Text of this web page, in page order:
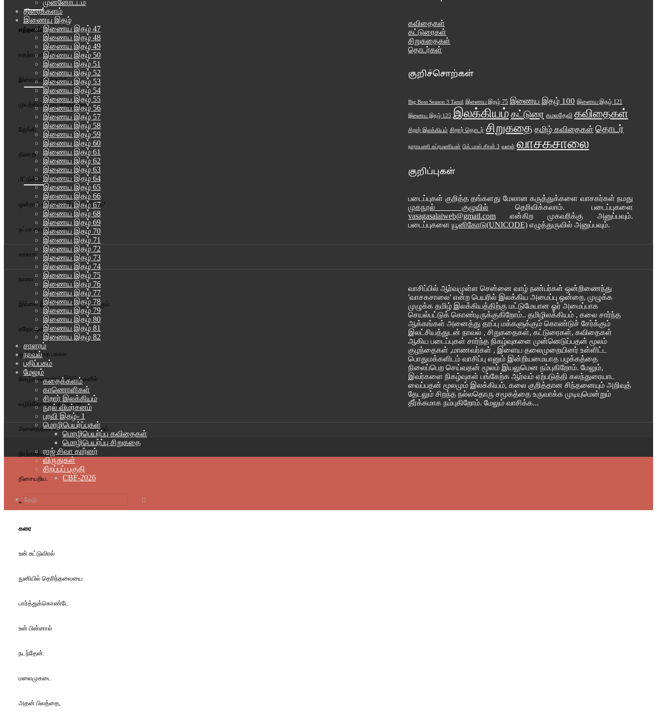
முன்னோட்டம்
திரைக்களம்
இணைய இதழ்
இணைய இதழ் 47
இணைய இதழ் 48
இணைய இதழ் 49
இணைய இதழ் 50
இணைய இதழ் 51
இணைய இதழ் 52
இணைய இதழ் 53
இணைய இதழ் 54
இணைய இதழ் 55
இணைய இதழ் 56
இணைய இதழ் 57
இணைய இதழ் 58
இணைய இதழ் 59
இணைய இதழ் 60
இணைய இதழ் 61
இணைய இதழ் 62
இணைய இதழ் 63
இணைய இதழ் 64
இணைய இதழ் 65
இணைய இதழ் 66
இணைய இதழ் 67
இணைய இதழ் 68
இணைய இதழ் 69
இணைய இதழ் 70
இணைய இதழ் 71
இணைய இதழ் 72
இணைய இதழ் 73
இணைய இதழ் 74
இணைய இதழ் 75
இணைய இதழ் 76
இணைய இதழ் 77
இணைய இதழ் 78
இணைய இதழ் 79
இணைய இதழ் 80
இணைய இதழ் 81
இணைய இதழ் 82
சாளரம்
நாவல்
பதிப்பகம்
மேலும்
கதைக்களம்
காணொளிகள்
சிறார் இலக்கியம்
நூல் விமர்சனம்
புரவி இதழ்- 1
மொழிபெயர்ப்புகள்
மொழிபெயர்ப்பு கவிதைகள்
மொழிபெயர்ப்பு சிறுகதை
ராஜ் சிவா கார்னர்
விருதுகள்
சிறப்புப் பகுதி
CBF-2026
தேடு
எத்தனிப்பு
எதற்கான எத்தனிப்பு
இவையனைத்தும்?
முயற்சியின் முடக்கங்களில்
தேங்கி
திணறி
மீட்டுக்கொண்டு செல்லும்
ஒன்றாய் ஏதிருக்க இயலும் இங்கு?
நட்பா காதலா உறவா
காலமா
நானா
இல்லை இங்கில்லாத எங்குமிருக்கும்
ஏதோ ஒன்றா
ஒன்றில்லாத பலவா
நிகழ்தகவுகளின் இடுக்குகளில்
வழிந்தோடுகிறது காரணம்
அனைத்தின் வண்ணக்கலவையாய்…
நிரந்தரத்தின் கைகளின்
திசையறிய.
*
கரை
உன் சுட்டுவிரல்
நுனியில் தெரிந்தவையை
பார்த்துக்கொண்டே
உன் பின்னால்
நடந்தேன்.
மலைமுகடை
அதன் பிலத்தை,
கவிதைகள்
கட்டுரைகள்
சிறுகதைகள்
தொடர்கள்
குறிச்சொற்கள்
Big Boss Season 3 Tamil இணைய இதழ் 75 இணைய இதழ் 100 இணைய இதழ் 121
இணைய இதழ் 125 இலக்கியம்கட்டுரை கமலதேவி கவிதைகள்
சிறார் இலக்கியம் சிறார் தொடர் சிறுகதை தமிழ் கவிதைகள் தொடர்
நாராயணி சுப்ரமணியன் பிக் பாஸ் சீசன் 3 வளன் வாசகசாலை
குறிப்புகள்
படைப்புகள் குறித்த தங்களது மேலான கருத்துக்களை வாசகர்கள் நமது
முகநூல் குழுவில் தெரிவிக்கலாம். படைப்புகளை
vasagasalaiweb@gmail.com என்கிற முகவரிக்கு அனுப்பவும்.
படைப்புகளை யூனிகோடு(UNICODE) எழுத்துருவில் அனுப்பவும்.
வாசிப்பில் ஆர்வமுள்ள சென்னை வாழ் நண்பர்கள் ஒன்றிணைந்து
'வாசகசாலை' என்ற பெயரில் இலக்கிய அமைப்பு ஒன்றை, முழுக்க
முழுக்க தமிழ் இலக்கியத்திற்கு மட்டுமேயான ஓர் அமைப்பாக
செயல்பட்டுக் கொண்டிருக்குகிறோம்.. தமிழிலக்கியம் , கலை சார்ந்த
ஆக்கங்கள் அனைத்து தரப்பு மக்களுக்கும் கொண்டுச் சேர்க்கும்
இலட்சியத்துடன் நாவல் , சிறுகதைகள், கட்டுரைகள், கவிதைகள்
ஆகிய படைப்புகள் சார்ந்த நிகழ்வுகளை முன்னெடுப்பதன் மூலம்
குழந்தைகள் ,மாணவர்கள் , இளைய தலைமுறையினர் உள்ளிட்ட
பொதுமக்களிடம் வாசிப்பு எனும் இன்றியமையாத பழக்கத்தை
நிலைப்பெற செய்வதன் மூலம் இயலுமென நம்புகிறோம். மேலும்,
இவர்களை நிகழ்வுகள் பங்கேற்க ஆர்வம் ஏற்படுத்தி கலந்துரையாட
வைப்பதன் மூலமும் இலக்கியம், கலை குறித்தான சிந்தனையும் அறிவுத்
தேடலும் சிறந்த நல்லதொரு சமூகத்தை உருவாக்க முடியுமென்றும்
தீர்க்கமாக நம்புகிறோம். மேலும் வாசிக்க...